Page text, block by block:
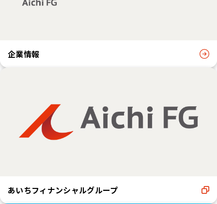
企業情報
あいちフィナンシャルグループ